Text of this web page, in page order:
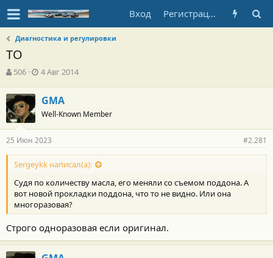
Вход Регистрация
Диагностика и регулировки
ТО
А
т
о
р
т
е
м
ы
506
Д
а
н
ч
а
л
а
4 Авг 2014
GMA
Well-Known Member
25 Июн 2023 #2.281
Sergeykk написал(а):
Судя по количеству масла, его меняли со съемом поддона. А
вот новой прокладки поддона, что то не видно. Или она
многоразовая?
Строго одноразовая если оригинал.